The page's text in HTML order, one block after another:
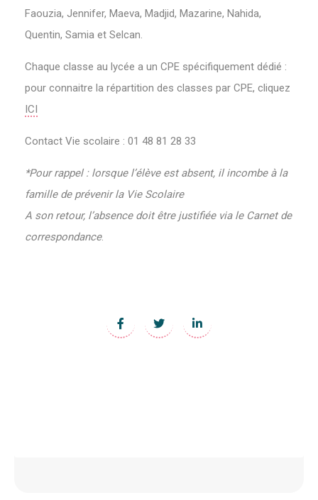
Faouzia, Jennifer, Maeva, Madjid, Mazarine, Nahida,
Quentin, Samia et Selcan.
Chaque classe au lycée a un CPE spécifiquement dédié :
pour connaitre la répartition des classes par CPE, cliquez
ICI
Contact Vie scolaire : 01 48 81 28 33
*Pour rappel : lorsque l’élève est absent, il incombe à la
famille de prévenir la Vie Scolaire
A son retour, l’absence doit être justifiée via le Carnet de
correspondance.